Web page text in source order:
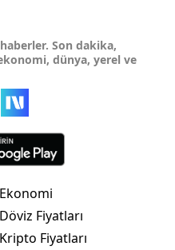
Son dakika,
dünya, yerel ve
Ekonomi
Döviz Fiyatları
Kripto Fiyatları